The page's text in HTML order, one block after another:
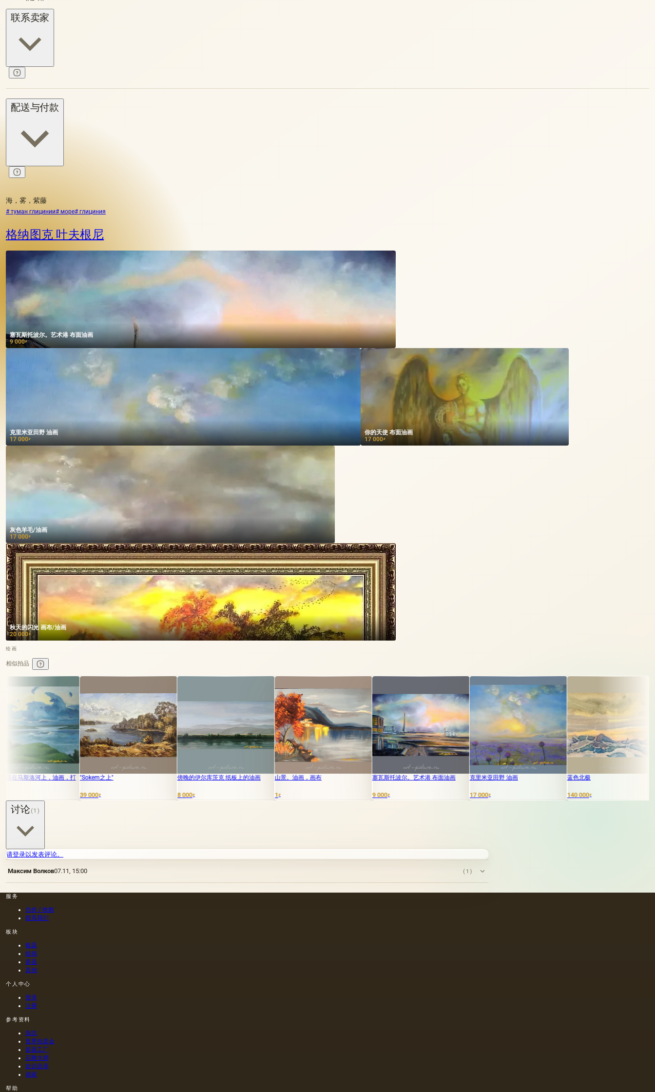
联系卖家
配送与付款
海，雾，紫藤
# туман глицинии# море# глициния
格纳图克 叶夫根尼
塞瓦斯托波尔。艺术港 布面油画
9 000₽
克里米亚田野 油画
17 000₽
你的天使 布面油画
17 000₽
灰色羊毛/油画
17 000₽
秋天的闪光 画布/油画
20 000₽
绘画
相似拍品
油画，打 "Sokem之上" 傍晚的伊尔库茨克 纸板上的油画 山景。油画，画布 塞瓦斯托波尔。艺术港 布面油画 克里米亚田野 油画 蓝色北极
讨论(1)
请登录以发表评论。
Максим Волков07.11, 15:00 (1)
服务
估价 / 收购
联系我们
板块
银器
绘画
瓷器
其他
个人中心
登录
注册
参考资料
杂志
世界拍卖会
瓷器工厂
石雕大师
款识目录
画家
帮助